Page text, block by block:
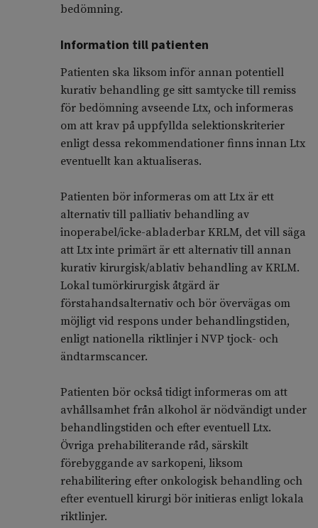
bedömning.
Information till patienten
Patienten ska liksom inför annan potentiell
kurativ behandling ge sitt samtycke till remiss
för bedömning avseende Ltx, och informeras
om att krav på uppfyllda selektionskriterier
enligt dessa rekommendationer finns innan Ltx
eventuellt kan aktualiseras.
Patienten bör informeras om att Ltx är ett
alternativ till palliativ behandling av
inoperabel/icke-abladerbar KRLM, det vill säga
att Ltx inte primärt är ett alternativ till annan
kurativ kirurgisk/ablativ behandling av KRLM.
Lokal tumörkirurgisk åtgärd är
förstahandsalternativ och bör övervägas om
möjligt vid respons under behandlingstiden,
enligt nationella riktlinjer i NVP tjock- och
ändtarmscancer.
Patienten bör också tidigt informeras om att
avhållsamhet från alkohol är nödvändigt under
behandlingstiden och efter eventuell Ltx.
Övriga prehabiliterande råd, särskilt
förebyggande av sarkopeni, liksom
rehabilitering efter onkologisk behandling och
efter eventuell kirurgi bör initieras enligt lokala
riktlinjer.